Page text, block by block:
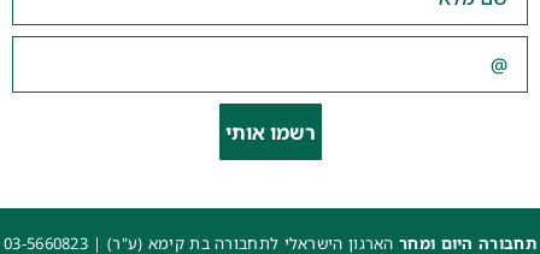
רשמו אותי
תחבורה היום ומחרהארגון הישראלי לתחבורה בת קימא (ע"ר) | 03-5660823